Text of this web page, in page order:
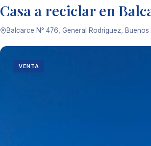
Casa a reciclar en
Balcarce N° 476, General Rodriguez, Buenos
VENTA